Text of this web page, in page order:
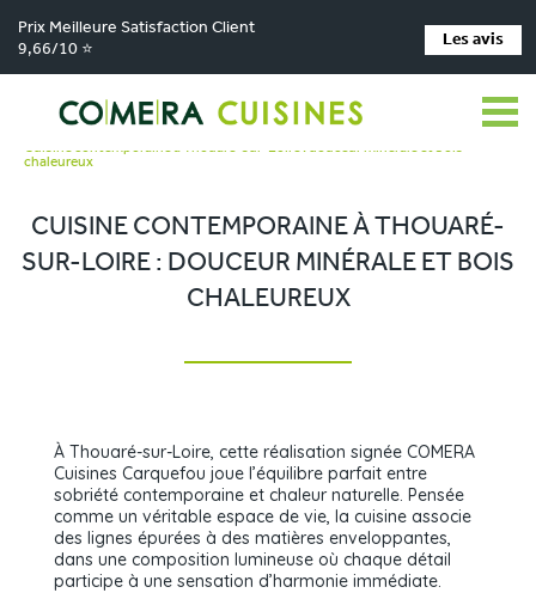
Prix Meilleure Satisfaction Client
9,66/10 ⭐
Les avis
Comera Cuisines > Nos magasins de cuisine > Cuisiniste Carquefou
Réalisations >
Cuisine contemporaine à Thouaré-sur-Loire : douceur minérale et bois
chaleureux
CUISINE CONTEMPORAINE À THOUARÉ-
SUR-LOIRE : DOUCEUR MINÉRALE ET BOIS
CHALEUREUX
À Thouaré-sur-Loire, cette réalisation signée COMERA
Cuisines Carquefou joue l’équilibre parfait entre
sobriété contemporaine et chaleur naturelle. Pensée
comme un véritable espace de vie, la cuisine associe
des lignes épurées à des matières enveloppantes,
dans une composition lumineuse où chaque détail
participe à une sensation d’harmonie immédiate.